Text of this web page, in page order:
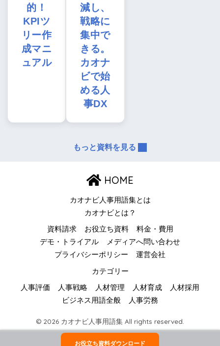
的！
KPIツ
リー作
成マニ
ュアル
減し、
戦略に
集中で
きる。
カオナ
ビで始
める人
事DX
もっと資料を見る
HOME
カオナビ人事用語集とは
カオナビとは？
資料請求 お役立ち資料
料金・費用
デモ・トライアル
メディアへ問い合わせ
プライバシーポリシー
運営会社
カテゴリー
人事評価 人事戦略 人材管理 人材育成
人材採用
ビジネス用語全般
人事労務
© 2026 カオナビ人事用語集 All rights reserved.
お役立ち資料ダウンロード